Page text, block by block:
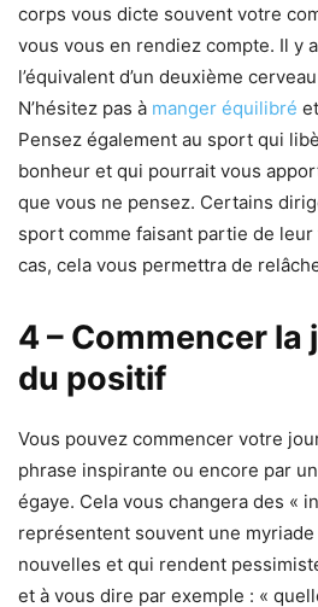
corps vous dicte souvent votre
vous vous en rendiez compte. Il y
l’équivalent d’un deuxième
N’hésitez pas à manger équilibré
Pensez également au sport qui
bonheur et qui pourrait vous
que vous ne pensez. Certains
sport comme faisant partie de
cas, cela vous permettra de
4 – Commencer la
du positif
Vous pouvez commencer votre
phrase inspirante ou encore par
égaye. Cela vous changera des «
représentent souvent une myriade
nouvelles et qui rendent
et à vous dire par exemple : «